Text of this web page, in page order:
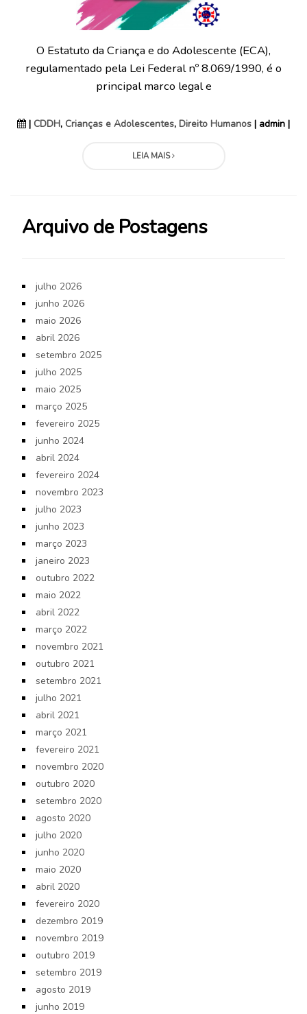
O Estatuto da Criança e do Adolescente (ECA),
regulamentado pela Lei Federal nº 8.069/1990, é o
principal marco legal e
| CDDH, Crianças e Adolescentes, Direito Humanos | admin |
LEIA MAIS
Arquivo de Postagens
julho 2026
junho 2026
maio 2026
abril 2026
setembro 2025
julho 2025
maio 2025
março 2025
fevereiro 2025
junho 2024
abril 2024
fevereiro 2024
novembro 2023
julho 2023
junho 2023
março 2023
janeiro 2023
outubro 2022
maio 2022
abril 2022
março 2022
novembro 2021
outubro 2021
setembro 2021
julho 2021
abril 2021
março 2021
fevereiro 2021
novembro 2020
outubro 2020
setembro 2020
agosto 2020
julho 2020
junho 2020
maio 2020
abril 2020
fevereiro 2020
dezembro 2019
novembro 2019
outubro 2019
setembro 2019
agosto 2019
junho 2019